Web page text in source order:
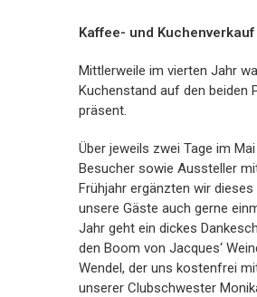
Kaffee- und
Mittlerweile im vierten Jahr
Kuchenstand auf den beiden
präsent.
Über jeweils zwei Tage im
Besucher sowie Aussteller
Frühjahr ergänzten wir
unsere Gäste auch gerne
Jahr geht ein dickes
den Boom von Jacques‘
Wendel, der uns kostenfrei
unserer Clubschwester